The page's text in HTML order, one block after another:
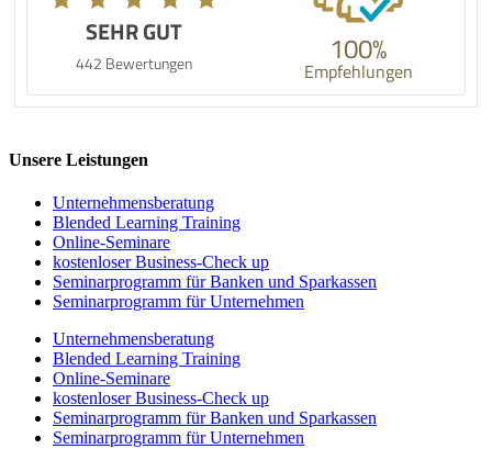
SEHR GUT
442 Bewertungen 100%
Empfehlungen
Unsere Leistungen
Unternehmens­beratung
Blended Learning Training
Online-Seminare
kostenloser Business-Check up
Seminarprogramm für Banken und Sparkassen
Seminarprogramm für Unternehmen
Unternehmens­beratung
Blended Learning Training
Online-Seminare
kostenloser Business-Check up
Seminarprogramm für Banken und Sparkassen
Seminarprogramm für Unternehmen